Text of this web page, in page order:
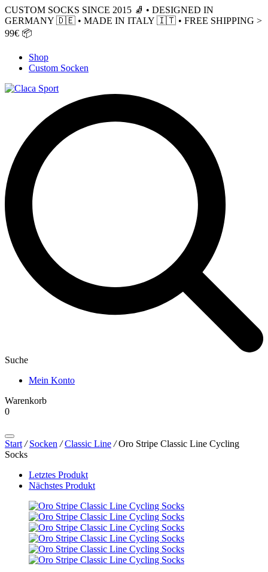
CUSTOM SOCKS SINCE 2015 🧦 • DESIGNED IN
GERMANY 🇩🇪 • MADE IN ITALY 🇮🇹 • FREE SHIPPING >
99€ 📦
Shop
Custom Socken
Suche
Mein Konto
Warenkorb
0
search
Start / Socken / Classic Line /Oro Stripe Classic Line Cycling
Socks
Letztes Produkt
Nächstes Produkt